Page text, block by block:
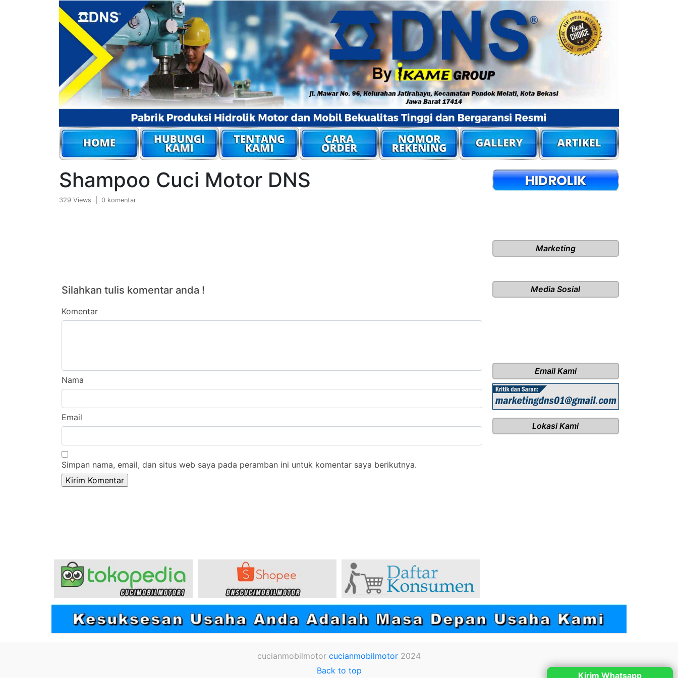
Shampoo Cuci Motor DNS
329 Views | 0 komentar
Silahkan tulis komentar anda !
Komentar
Nama
Email
Simpan nama, email, dan situs web saya pada peramban ini untuk komentar saya berikutnya.
Marketing
Media Sosial
Email Kami
Lokasi Kami
cucianmobilmotor cucianmobilmotor 2024
Back to top